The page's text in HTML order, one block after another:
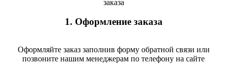
1. Оформление заказа
Оформляйте заказ заполнив форму обратной связи или
позвоните нашим менеджерам по телефону на сайте